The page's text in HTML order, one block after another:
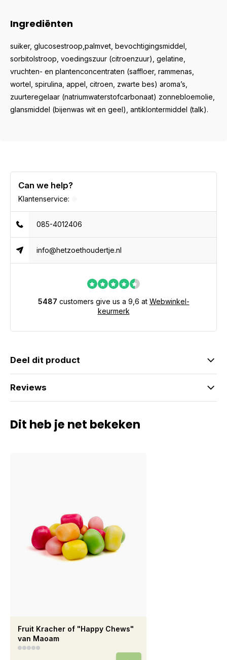
Ingrediënten
suiker, glucosestroop,palmvet, bevochtigingsmiddel,
sorbitolstroop, voedingszuur (citroenzuur), gelatine,
vruchten- en plantenconcentraten (saffloer, rammenas,
wortel, spirulina, appel, citroen, zwarte bes) aroma’s,
zuurteregelaar (natriumwaterstofcarbonaat) zonnebloemolie,
glansmiddel (bijenwas wit en geel), antiklontermiddel (talk).
Can we help?
Klantenservice:
085-4012406
info@hetzoethoudertje.nl
5487 customers give us a 9,6 at Webwinkel-
keurmerk
Deel dit product
Reviews
Dit heb je net bekeken
Fruit Kracher of "Happy Chews"
van Maoam